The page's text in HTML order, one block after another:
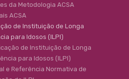
da Metodologia ACSA
ACSA
de Instituição de Longa
para Idosos (ILPI)
de Instituição de Longa
para Idosos (ILPI)
e Referência Normativa de